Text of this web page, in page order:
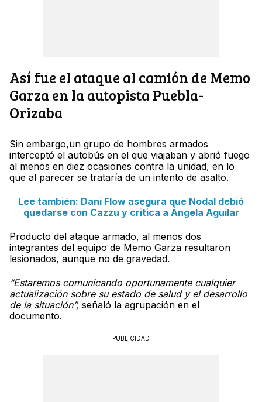
Así fue el ataque al camión de Memo
Garza en la autopista Puebla-
Orizaba
Sin embargo,un grupo de hombres armados
interceptó el autobús en el que viajaban y abrió fuego
al menos en diez ocasiones contra la unidad, en lo
que al parecer se trataría de un intento de asalto.
Lee también: Dani Flow asegura que Nodal debió
quedarse con Cazzu y critica a Ángela Aguilar
Producto del ataque armado, al menos dos
integrantes del equipo de Memo Garza resultaron
lesionados, aunque no de gravedad.
“Estaremos comunicando oportunamente cualquier
actualización sobre su estado de salud y el desarrollo
de la situación”, señaló la agrupación en el
documento.
PUBLICIDAD